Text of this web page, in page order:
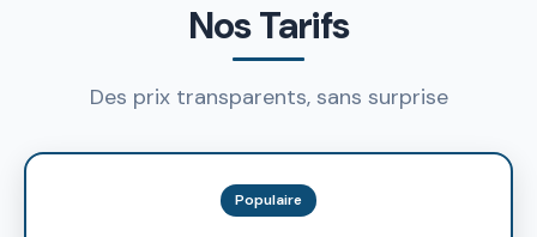
Nos Tarifs
Des prix transparents, sans surprise
Populaire